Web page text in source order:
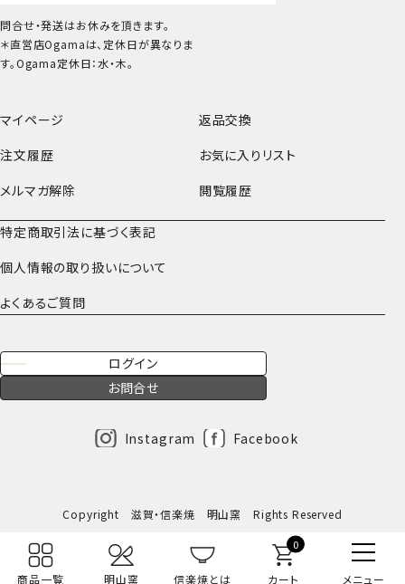
0
マイページ
返品交換
注文履歴
お気に入りリスト
メルマガ解除
閲覧履歴
特定商取引法に基づく表記
個人情報の取り扱いについて
よくあるご質問
ログイン
お問合せ
Instagram Facebook
問合せ・発送はお休みを頂きます。
＊直営店Ogamaは、定休日が異なりま
す。Ogama定休日：水・木。
Copyright 滋賀・信楽焼 明山窯 Rights Reserved